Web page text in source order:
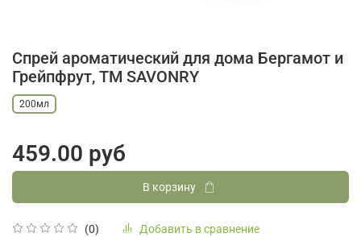
Спрей ароматический для дома Бергамот и
Грейпфрут, ТМ SAVONRY
(0) Добавить в сравнение
200мл
459.00 руб
В корзину